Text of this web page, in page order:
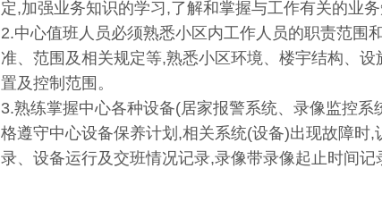
定,加强业务知识的学习,了解和掌握与工作有关的业
2.中心值班人员必须熟悉小区内工作人员的职责范围
准、范围及相关规定等,熟悉小区环境、楼宇结构、
置及控制范围。
3.熟练掌握中心各种设备(居家报警系统、录像监控
格遵守中心设备保养计划,相关系统(设备)出现故障时
录、设备运行及交班情况记录,录像带录像起止时间记